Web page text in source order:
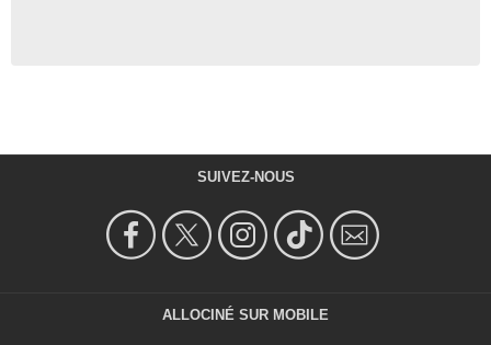
SUIVEZ-NOUS
ALLOCINÉ SUR MOBILE